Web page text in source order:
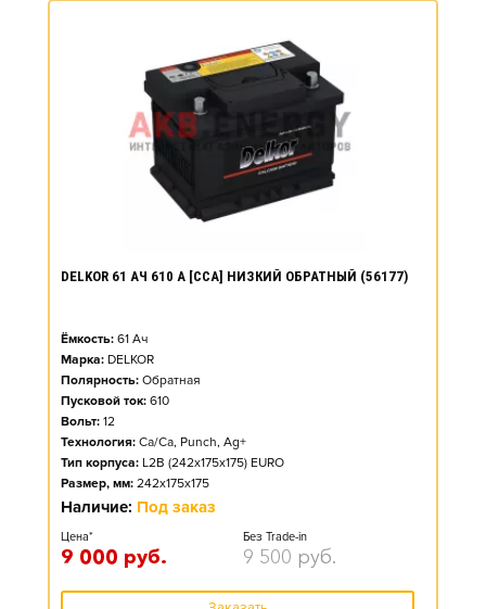
DELKOR 61 АЧ 610 А [CCA] НИЗКИЙ ОБРАТНЫЙ (56177)
Ёмкость: 61 Ач
Марка: DELKOR
Полярность: Обратная
Пусковой ток: 610
Вольт: 12
Технология: Ca/Ca, Punch, Ag+
Тип корпуса: L2B (242x175x175) EURO
Размер, мм: 242x175x175
Наличие: Под заказ
Цена*
9 000 руб.
Без Trade-in
9 500 руб.